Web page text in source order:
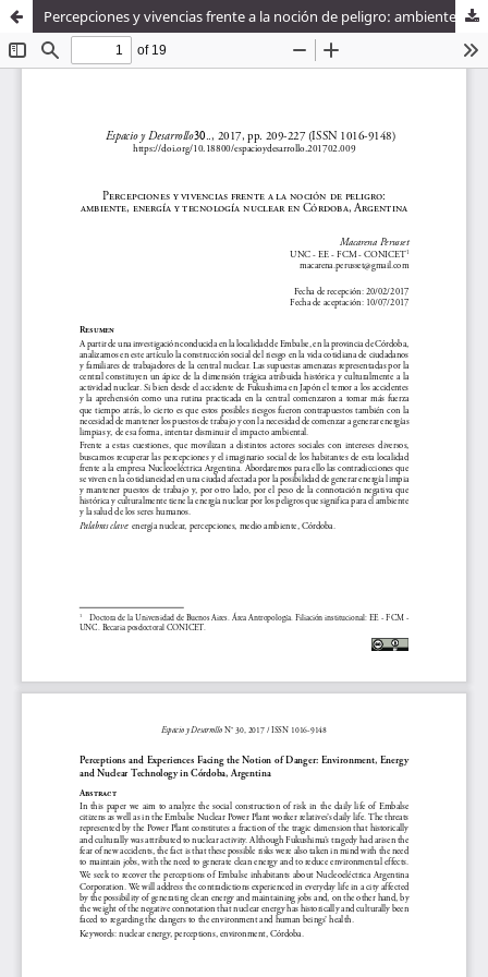
Percepciones y vivencias frente a la noción de peligro: ambiente, energía y tecnología nuclear en Córdoba, Argentina